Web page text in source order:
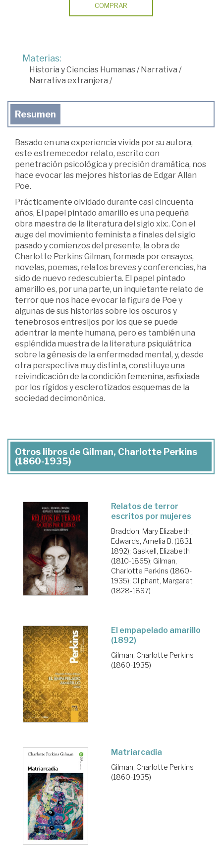
COMPRAR
Materias:
Historia y Ciencias Humanas/ Narrativa /
Narrativa extranjera /
Resumen
Basado en una experiencia vivida por su autora,
este estremecedor relato, escrito con
penetración psicológica y precisión dramática, nos
hace evocar las mejores historias de Edgar Allan
Poe.
Prácticamente olvidado durante casi cincuenta
años, El papel pintado amarillo es una pequeña
obra maestra de la literatura del siglo xix:. Con el
auge del movimiento feminista a finales del siglo
pasado y comienzos del presente, la obra de
Charlotte Perkins Gilman, formada por ensayos,
novelas, poemas, relatos breves y conferencias, ha
sido de nuevo redescubierta. El papel pintado
amarillo es, por una parte, un inquietante relato de
terror que nos hace evocar la figura de Poe y
algunas de sus historias sobre los oscuros y
tenebrosos entresijos por los que se puede
adentrar la mente humana, pero es también una
espléndida muestra de la literatura psiquiátrica
sobre la génesis de la enfermedad mental, y, desde
otra perspectiva muy distinta, constituye una
reivindicación de la condición femenina, asfixiada
por los rígidos y esclerotizados esquemas de la
sociedad decimonónica.
Otros libros de Gilman, Charlotte Perkins
(1860-1935)
Relatos de terror
escritos por mujeres
Braddon, Mary Elizabeth ;
Edwards, Amelia B. (1831-
1892); Gaskell, Elizabeth
(1810-1865); Gilman,
Charlotte Perkins (1860-
1935); Oliphant, Margaret
(1828-1897)
El empapelado amarillo
(1892)
Gilman, Charlotte Perkins
(1860-1935)
Matriarcadia
Gilman, Charlotte Perkins
(1860-1935)